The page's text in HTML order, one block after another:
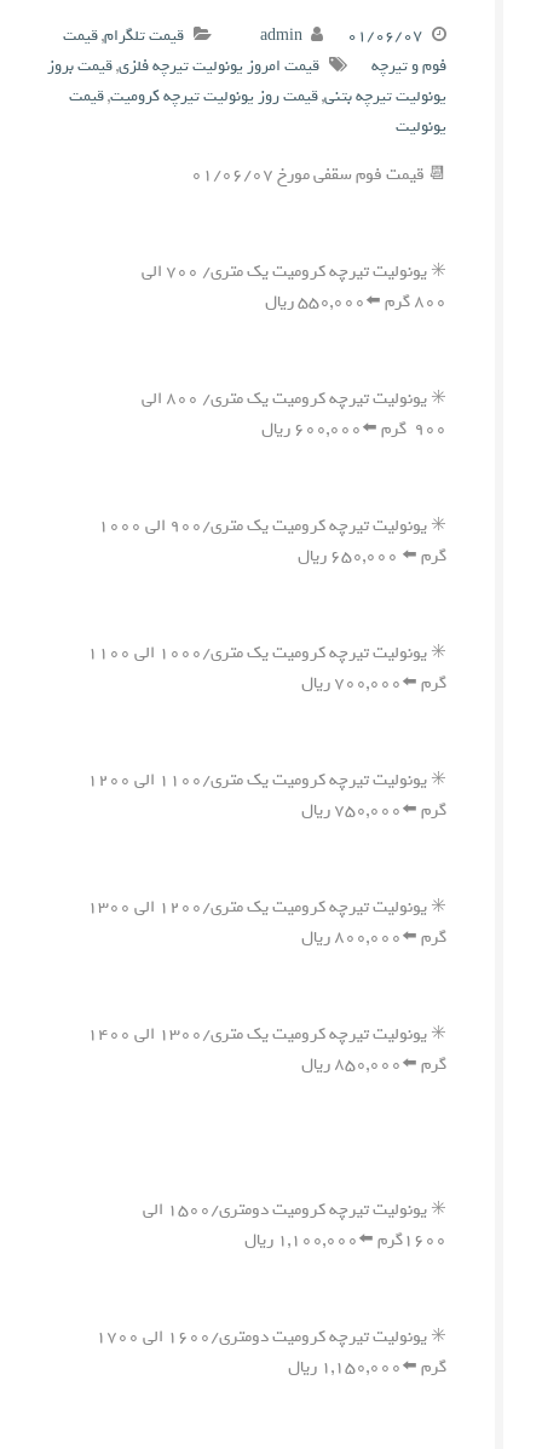
۰۱/۰۶/۰۷ admin قیمت تلگرام,قیمت
فوم و تیرچه
قیمت امروز یونولیت تیرچه فلزی,قیمت بروز
یونولیت تیرچه بتنی,قیمت روز یونولیت تیرچه کرومیت,قیمت
یونولیت
📆 قیمت فوم سقفی مورخ ۰۱/۰۶/۰۷
✳️ یونولیت تیرچه کرومیت یک متری/ ۷۰۰ الی
۸۰۰ گرم ⬅️۵۵۰,۰۰۰ ریال
✳️ یونولیت تیرچه کرومیت یک متری/ ۸۰۰ الی
۹۰۰ گرم ⬅️۶۰۰,۰۰۰ ریال
✳️ یونولیت تیرچه کرومیت یک متری/۹۰۰ الی ۱۰۰۰
گرم ⬅️ ۶۵۰,۰۰۰ ریال
✳️ یونولیت تیرچه کرومیت یک متری/۱۰۰۰ الی ۱۱۰۰
گرم ⬅️۷۰۰,۰۰۰ ریال
✳️ یونولیت تیرچه کرومیت یک متری/۱۱۰۰ الی ۱۲۰۰
گرم ⬅️۷۵۰,۰۰۰ ریال
✳️ یونولیت تیرچه کرومیت یک متری/۱۲۰۰ الی ۱۳۰۰
گرم ⬅️۸۰۰,۰۰۰ ریال
✳️ یونولیت تیرچه کرومیت یک متری/۱۳۰۰ الی ۱۴۰۰
گرم ⬅️۸۵۰,۰۰۰ ریال
✳️ یونولیت تیرچه کرومیت دومتری/۱۵۰۰ الی
۱۶۰۰گرم ⬅️۱,۱۰۰,۰۰۰ ریال
✳️ یونولیت تیرچه کرومیت دومتری/۱۶۰۰ الی ۱۷۰۰
گرم ⬅️۱,۱۵۰,۰۰۰ ریال